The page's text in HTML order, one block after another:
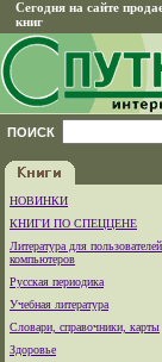
Сегодня на сайте
книг
ПОИСК
НОВИНКИ
КНИГИ ПО СПЕЦЦЕНЕ
Литература для пользователей
компьютеров
Русская периодика
Учебная литература
Словари, справочники, карты
Здоровье